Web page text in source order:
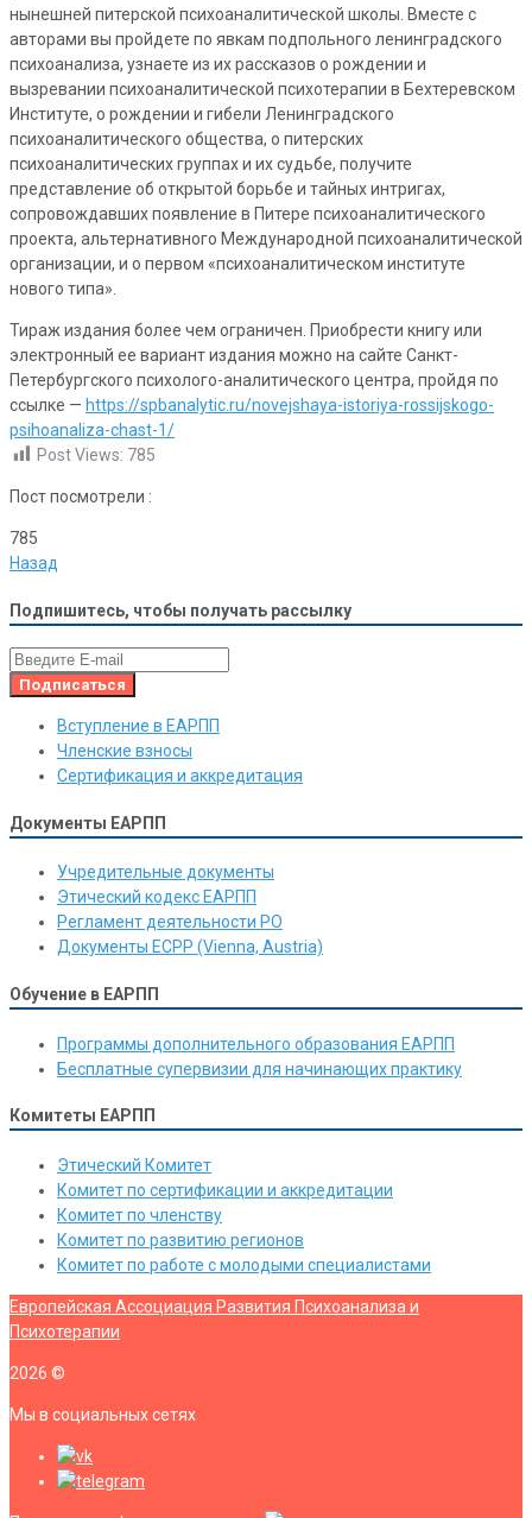
нынешней питерской психоаналитической школы. Вместе с
авторами вы пройдете по явкам подпольного ленинградского
психоанализа, узнаете из их рассказов о рождении и
вызревании психоаналитической психотерапии в Бехтеревском
Институте, о рождении и гибели Ленинградского
психоаналитического общества, о питерских
психоаналитических группах и их судьбе, получите
представление об открытой борьбе и тайных интригах,
сопровождавших появление в Питере психоаналитического
проекта, альтернативного Международной психоаналитической
организации, и о первом «психоаналитическом институте
нового типа».
Тираж издания более чем ограничен. Приобрести книгу или
электронный ее вариант издания можно на сайте Санкт-
Петербургского психолого-аналитического центра, пройдя по
ссылке — https://spbanalytic.ru/novejshaya-istoriya-rossijskogo-
psihoanaliza-chast-1/
Post Views: 785
Пост посмотрели :
785
Назад
Подпишитесь, чтобы получать рассылку
Вступление в ЕАРПП
Членские взносы
Сертификация и аккредитация
Документы ЕАРПП
Учредительные документы
Этический кодекс ЕАРПП
Регламент деятельности РО
Документы ЕСРР (Vienna, Austria)
Обучение в ЕАРПП
Программы дополнительного образования ЕАРПП
Бесплатные супервизии для начинающих практику
Комитеты ЕАРПП
Этический Комитет
Комитет по сертификации и аккредитации
Комитет по членству
Комитет по развитию регионов
Комитет по работе с молодыми специалистами
Европейская Ассоциация Развития Психоанализа и
Психотерапии
2026 ©
Мы в социальных сетях